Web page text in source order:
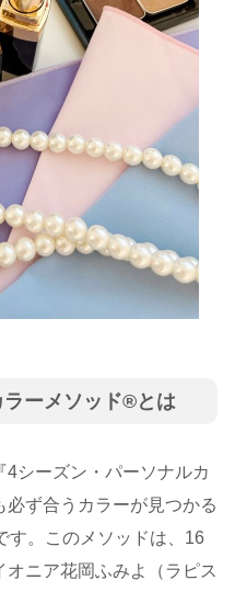
ーメソッド®︎とは
シーズン・パーソナルカ
ず合うカラーが見つかる
す。このメソッドは、16
ニア花岡ふみよ（ラピス